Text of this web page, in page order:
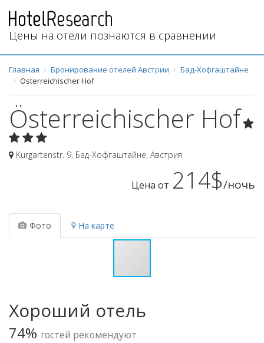
Цены на отели познаются в сравнении
Главная Бронирование отелей Австрии
Бад-Хофгаштайне
Österreichischer Hof
Österreichischer Hof
Kurgartenstr. 9, Бад-Хофгаштайне, Австрия
Цена от 214$/ночь
Фото На карте
Хороший отель
74% гостей рекомендуют